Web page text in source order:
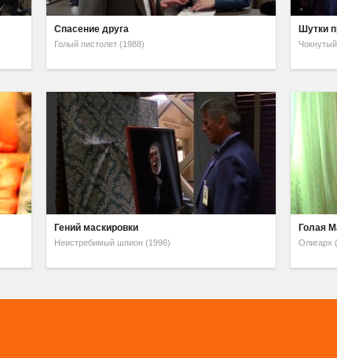
Спасение друга
Голый пистолет (1988)
Шутки
Гений маскировки
Неистребимый шпион (1996)
Голая
Олигарх